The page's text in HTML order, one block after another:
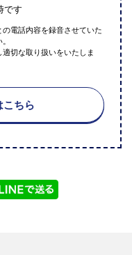
です
電話内容を録音させていた
切な取り扱いをいたしま
こちら